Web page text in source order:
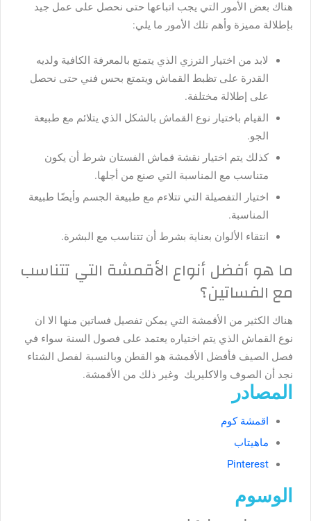
هناك بعض الأمور التي يجب اتباعها حتى نحصل على عمل جيد
بإطلالة مميزة وأهم تلك الأمور ما يلي:
لابد من اختيار الترزي الذي يتمتع بالمعرفة الكافية ولديه
القدرة على تظبط القماش ويتمتع بحس فني حتى نحصل
على إطلالة مختلفة.
القيام باختيار نوع القماش بالشكل الذي يتلائم مع طبيعة
الجو.
كذلك يتم اختيار نقشة قماش الفستان شرط أن يكون
متناسب مع المناسبة التي صنع من أجلها.
اختيار التفصيلة التي تتلاءم مع طبيعة الجسم وأيضًا طبيعة
المناسبة.
انتقاء الألوان بعناية بشرط أن تتناسب مع البشرة.
ما هو أفضل أنواع الأقمشة التي تتناسب
مع الفساتين؟
هناك الكثير من الأقمشة التي يمكن تفصيل فساتين منها الا ان
نوع القماش الذي يتم اختياره يعتمد على فصول السنة سواء في
فصل الصيف فأفضل الأقمشة هو القطن وبالنسبة لفصل الشتاء
نجد أن الصوف والاكليريك وغير ذلك من الأقمشة.
المصادر
اقمشة كوم
ماهيتاب
Pinterest
الوسوم